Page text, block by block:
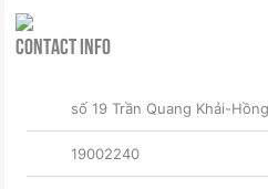
Contact Info
số 19 Trần Quang Khải-
19002240